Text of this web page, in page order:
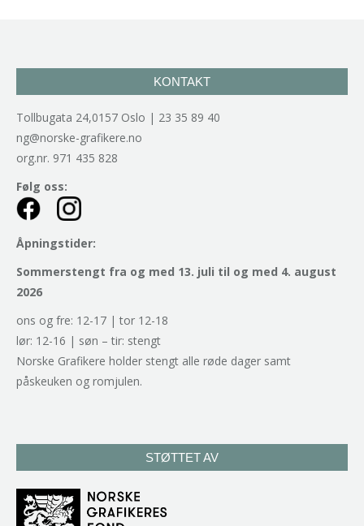
KONTAKT
Tollbugata 24,0157 Oslo | 23 35 89 40
ng@norske-grafikere.no
org.nr. 971 435 828
Følg oss:
Åpningstider:
Sommerstengt fra og med 13. juli til og med 4. august
2026
ons og fre: 12-17 | tor 12-18
lør: 12-16 | søn – tir: stengt
Norske Grafikere holder stengt alle røde dager samt
påskeuken og romjulen.
STØTTET AV